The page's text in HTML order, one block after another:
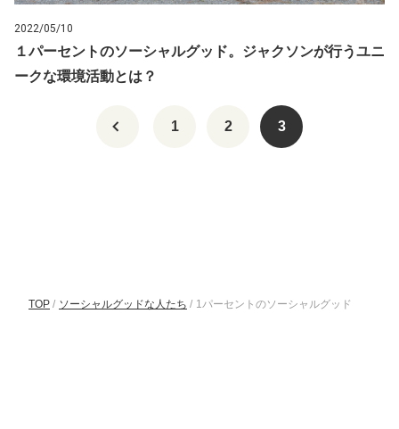
2022/05/10
１パーセントのソーシャルグッド。ジャクソンが行うユニ
ークな環境活動とは？
1 2 3
TOP / ソーシャルグッドな人たち / 1パーセントのソーシャルグッド